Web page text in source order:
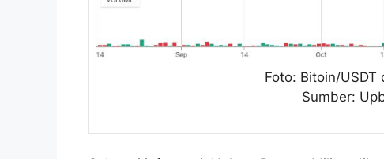
Foto: Bitoin/
Sumber: